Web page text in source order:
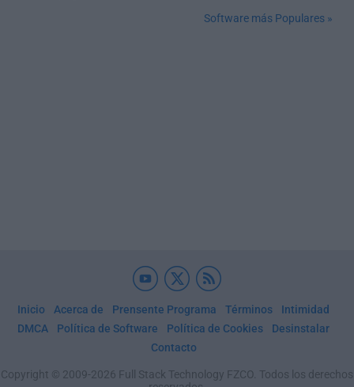
Software más Populares »
Inicio Acerca de Prensente Programa Términos
Intimidad
DMCA
Política de Software Política de Cookies
Desinstalar
Contacto
Copyright © 2009-2026 Full Stack Technology FZCO. Todos los derechos